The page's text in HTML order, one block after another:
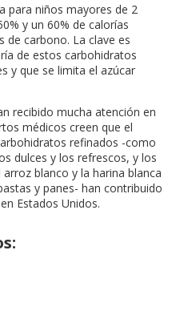
para niños mayores de 2
y un 60% de calorías
de carbono. La clave es
de estos carbohidratos
y que se limita el azúcar
recibido mucha atención en
médicos creen que el
refinados -como
dulces y los refrescos, y los
blanco y la harina blanca
y panes- han contribuido
Estados Unidos.